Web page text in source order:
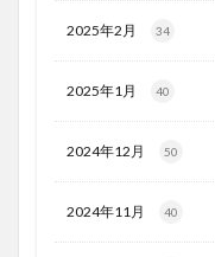
2025年2月 34
2025年1月 40
2024年12月 50
2024年11月 40